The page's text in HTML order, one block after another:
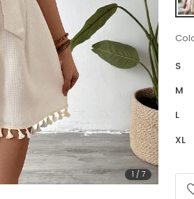
1 / 7
S
M
L
XL